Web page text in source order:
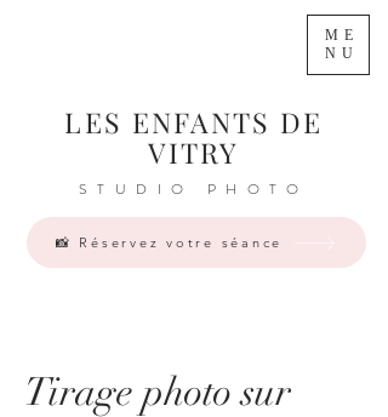
LES ENFANTS DE
VITRY
STUDIO PHOTO
ME
NU
📸 Réservez votre séance
Tirage photo sur